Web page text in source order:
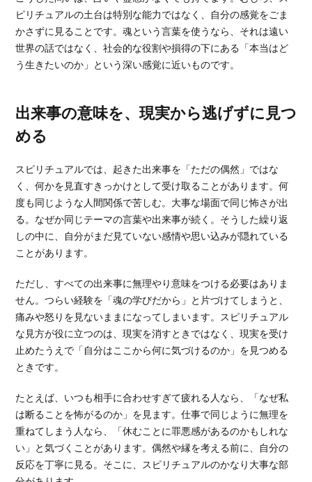
ピリチュアルの土台は特別な能力ではなく、自分の感覚をごま
かさずに見ることです。魂という言葉を使うなら、それは遠い
世界の話ではなく、社会的な役割や損得の下にある「本当はど
う生きたいのか」という深い感覚に近いものです。
出来事の意味を、現実から逃げずに見つ
める
スピリチュアルでは、起きた出来事を「ただの偶然」ではな
く、何かを見直すきっかけとして受け取ることがあります。何
度も同じような人間関係で苦しむ。大事な場面で同じ怖さが出
る。なぜか同じテーマの言葉や出来事が続く。そうした繰り返
しの中に、自分がまだ見ていない感情や思い込みが隠れている
ことがあります。
ただし、すべての出来事に無理やり意味をつける必要はありま
せん。つらい経験を「魂の学びだから」と片づけてしまうと、
痛みや怒りを見ないままになってしまいます。スピリチュアル
な見方が役に立つのは、現実を消すときではなく、現実を受け
止めたうえで「自分はここから何に気づけるのか」を見つめる
ときです。
たとえば、いつも相手に合わせすぎて疲れる人なら、「なぜ私
は断ることを怖がるのか」を見ます。仕事で同じように無理を
重ねてしまう人なら、「休むことに罪悪感があるのかもしれな
い」と気づくことがあります。偶然や縁を考える前に、自分の
反応を丁寧に見る。そこに、スピリチュアルのかなり大事な部